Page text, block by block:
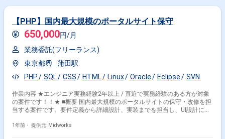
【PHP】国内最大規模のポータルサイト保守
650,000円/月
業務委託(フリーランス)
東京都
蒲田駅
PHP
SQL CSS HTML Linux Oracle Eclipse SVN
作業内容 ★エンジニア実務経験2年以上 / 直近で実務経験のある方が対象
の案件です！！★ ■概要 国内最大規模のポータルサイトの保守・改修を担
当する案件です。要件定義から詳細設計、実装までを担当し、UI設計にも
ューニングのスキルも活かせる環境です。 ■具体的な業務内容 ・ポータル
1年前・ 提供元: Midworks